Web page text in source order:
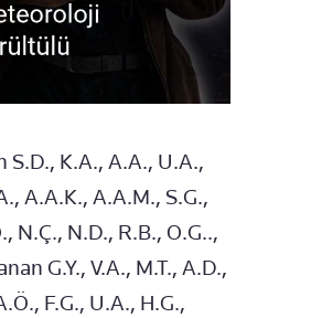
S.D., K.A., A.A., U.A.,
Α.Α.Κ., Α.Α.Μ., S.G.,
N.Ç., N.D., R.B., O.G..,
G.Y., V.A., M.T., A.D.,
F.G., U.A., H.G.,